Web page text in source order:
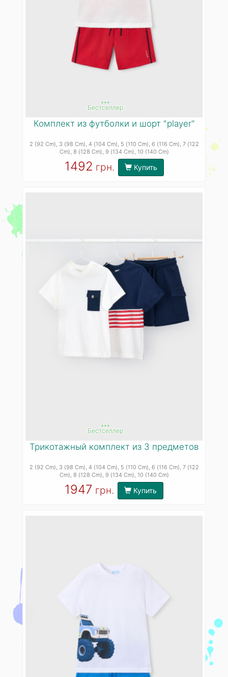
***
Бестселлер
Комплект из футболки и шорт "player"
2 (92 Cm), 3 (98 Cm), 4 (104 Cm), 5 (110 Cm), 6 (116 Cm), 7 (122
Cm), 8 (128 Cm), 9 (134 Cm), 10 (140 Cm)
1492 грн. Купить
***
Бестселлер
Трикотажный комплект из 3 предметов
2 (92 Cm), 3 (98 Cm), 4 (104 Cm), 5 (110 Cm), 6 (116 Cm), 7 (122
Cm), 8 (128 Cm), 9 (134 Cm), 10 (140 Cm)
1947 грн. Купить